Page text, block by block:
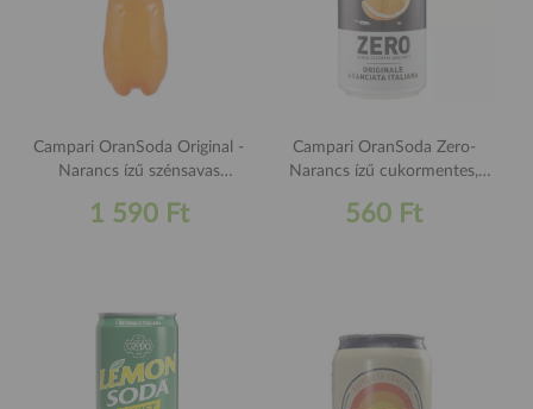
Campari OranSoda Original -
Narancs ízű szénsavas
1 590 Ft
Campari OranSoda Zero-
Narancs ízű cukormentes,
560 Ft